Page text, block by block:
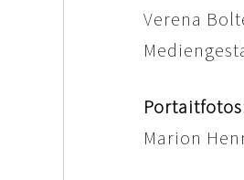
Verena
Marion